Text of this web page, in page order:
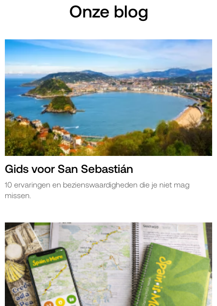
Onze blog
Gids voor San Sebastián
10 ervaringen en bezienswaardigheden die je niet mag
missen.